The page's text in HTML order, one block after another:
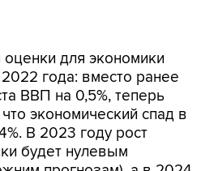
для экономики
года: вместо ранее
ВВП на 0,5%, теперь
экономический спад в
В 2023 году рост
будет нулевым